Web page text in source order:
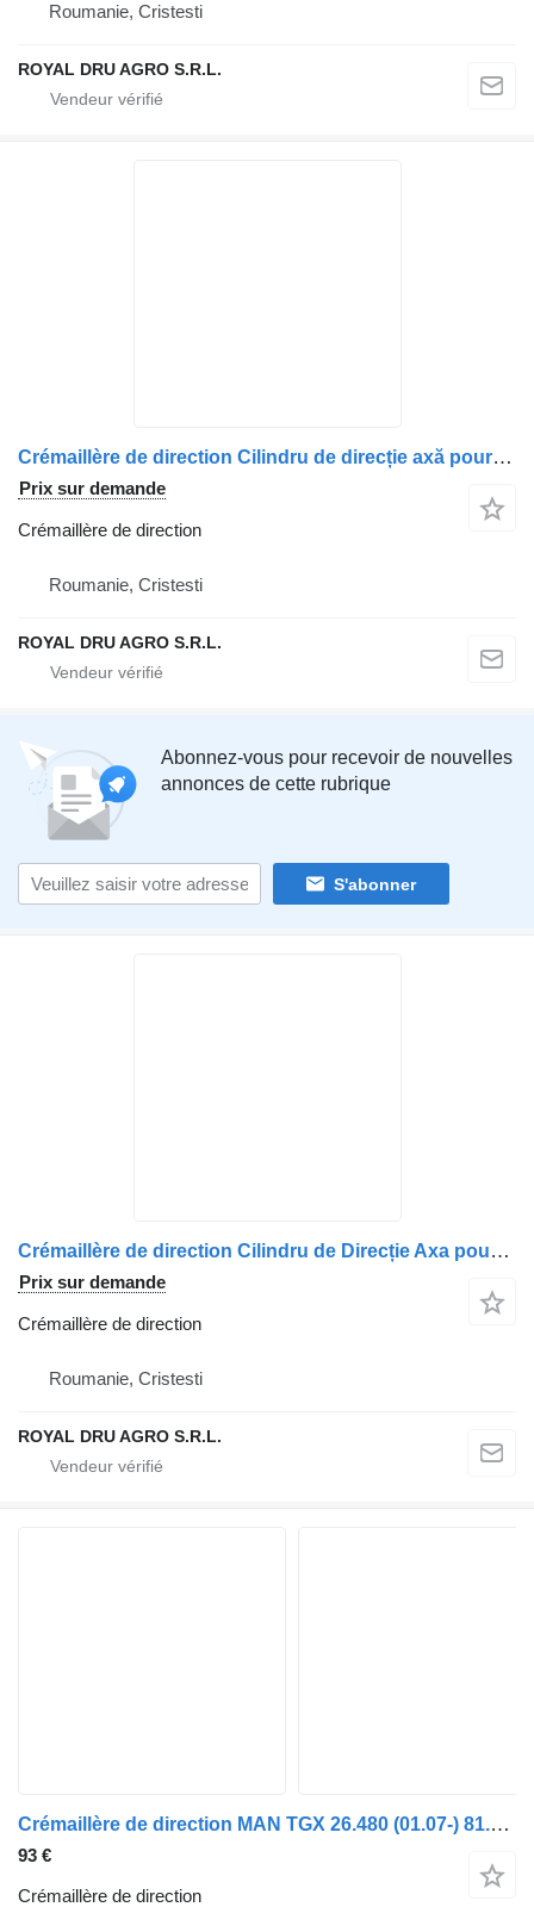
Roumanie, Cristesti
ROYAL DRU AGRO S.R.L.
Crémaillère de direction Cilindru de direcție axă pour camion MAN 81475016047 / 81475016047 / 81475019047 / 81475019047
Prix sur demande
Crémaillère de direction
Roumanie, Cristesti
ROYAL DRU AGRO S.R.L.
Abonnez-vous pour recevoir de nouvelles
annonces de cette rubrique
S'abonner
Crémaillère de direction Cilindru de Direcție Axa pour camion MAN Cod 81475016047 / 81475019047
Prix sur demande
Crémaillère de direction
Roumanie, Cristesti
ROYAL DRU AGRO S.R.L.
Crémaillère de direction MAN TGX 26.480 (01.07-) 81.46122-0029 pour camion MAN TGL, TGM, TGS, TGX (2005-2021)
93 €
Crémaillère de direction